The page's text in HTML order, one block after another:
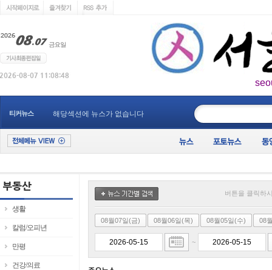
티커뉴스 해당섹션에 뉴스가 없습니다
생활
칼럼/오피년
만평
건강/의료
버튼을 클릭하
08월07일(금) 08월06일(목) 08월05일(수) 08
~